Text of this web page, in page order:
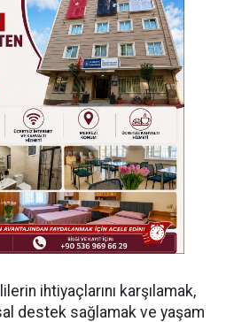
ihtiyaçlarını karşılamak,
destek sağlamak ve yaşam